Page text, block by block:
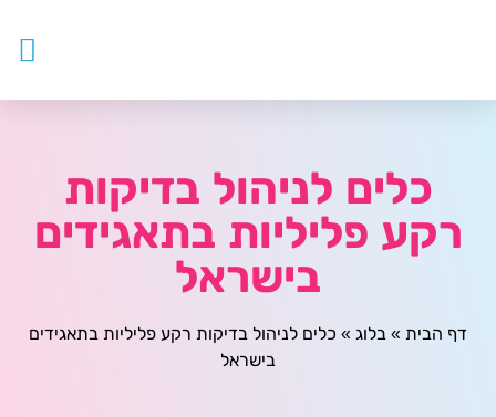
כלים לניהול בדיקות
רקע פליליות בתאגידים
בישראל
דף הבית » בלוג » כלים לניהול בדיקות רקע פליליות בתאגידים
בישראל